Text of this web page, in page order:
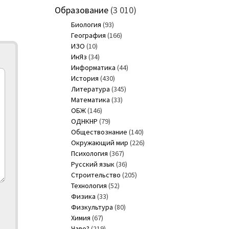
Образование(3 010)
Биология (93)
География (166)
ИЗО (10)
ИнЯз (34)
Информатика (44)
История (430)
Литература (345)
Математика (33)
ОБЖ(146)
ОДНКНР (79)
Обществознание (140)
Окружающий мир (226)
Психология (367)
Русский язык(36)
Строительство (205)
Технология (52)
Физика (33)
Физкультура (80)
Химия (67)